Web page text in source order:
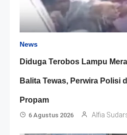
News
Diduga Terobos Lampu
Balita Tewas, Perwira Polisi
Propam
6 Agustus 2026 Alfia